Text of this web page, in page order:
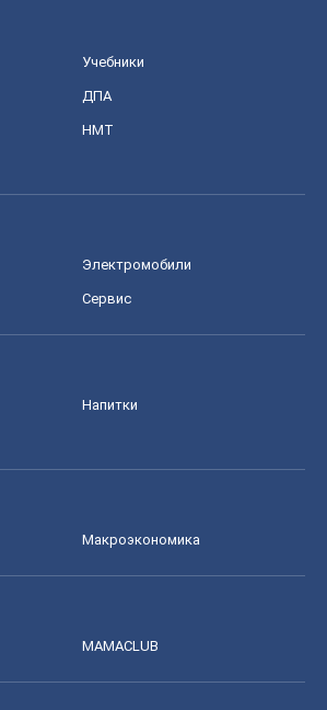
Учебники
ДПА
НМТ
Электромобили
Сервис
Напитки
Mакроэкономика
MAMACLUB